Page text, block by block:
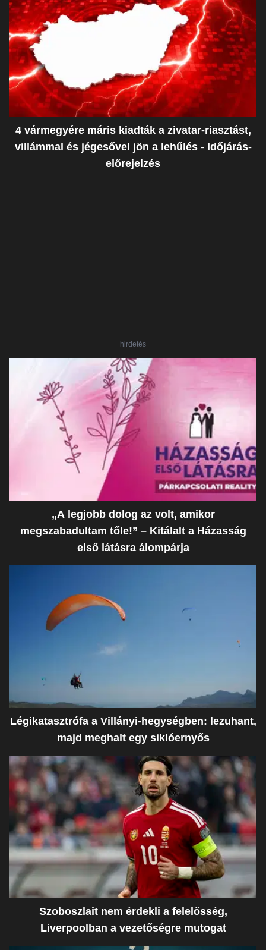
4 vármegyére máris kiadták a zivatar-riasztást,
villámmal és jégesővel jön a lehűlés - Időjárás-
előrejelzés
hirdetés
„A legjobb dolog az volt, amikor
megszabadultam tőle!” – Kitálalt a Házasság
első látásra álompárja
Légikatasztrófa a Villányi-hegységben: lezuhant,
majd meghalt egy siklóernyős
Szoboszlait nem érdekli a felelősség,
Liverpoolban a vezetőségre mutogat